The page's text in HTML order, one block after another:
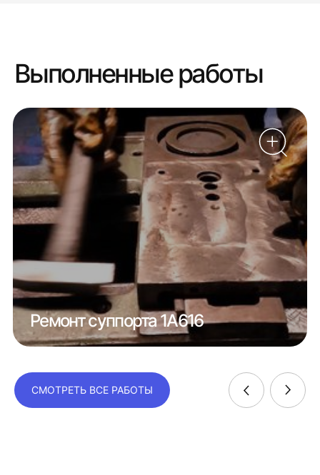
Выполненные работы
Ремонт суппорта 1А616
СМОТРЕТЬ ВСЕ РАБОТЫ